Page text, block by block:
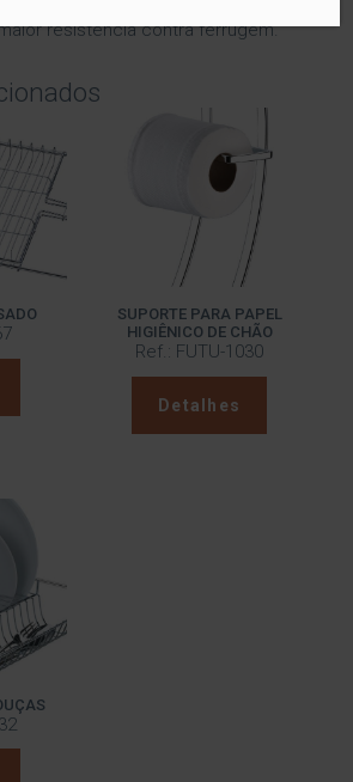
resistência contra ferrugem.
SUPORTE PARA PAPEL
HIGIÊNICO DE CHÃO
Ref.: FUTU-1030
Detalhes